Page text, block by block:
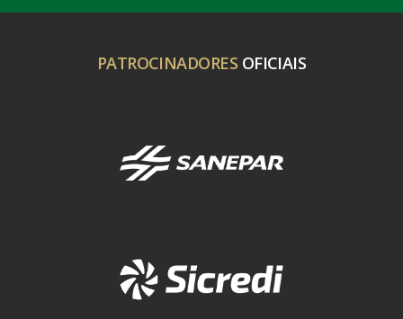
PATROCINADORES OFICIAIS